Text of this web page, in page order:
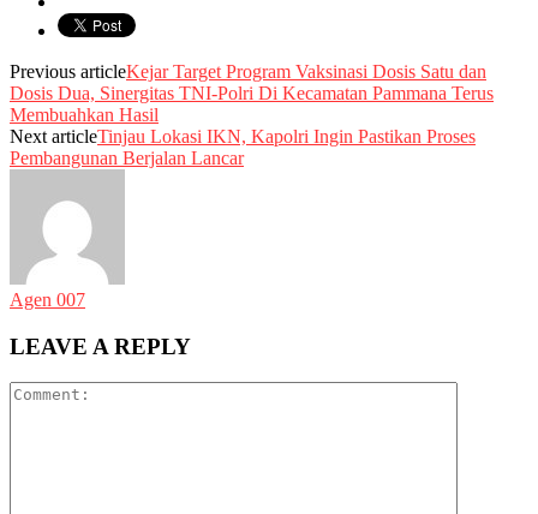
Previous articleKejar Target Program Vaksinasi Dosis Satu dan
Dosis Dua, Sinergitas TNI-Polri Di Kecamatan Pammana Terus
Membuahkan Hasil
Next articleTinjau Lokasi IKN, Kapolri Ingin Pastikan Proses
Pembangunan Berjalan Lancar
Agen 007
LEAVE A REPLY